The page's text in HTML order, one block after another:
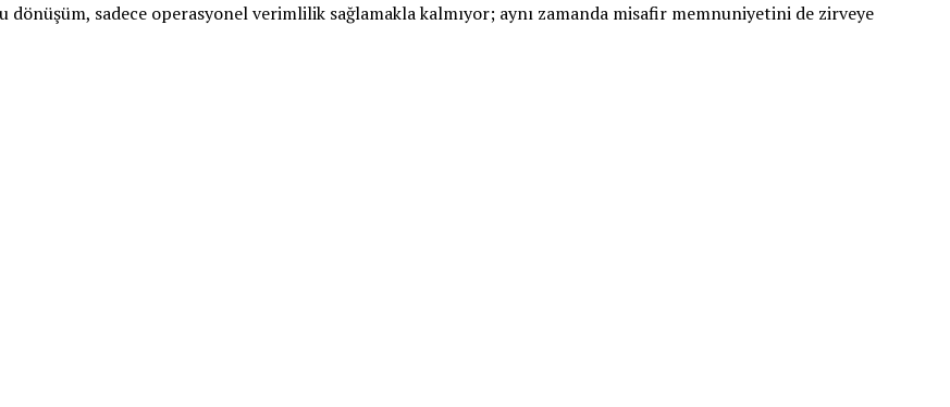
sadece operasyonel verimlilik sağlamakla kalmıyor; aynı zamanda misafir memnuniyetini de zirveye